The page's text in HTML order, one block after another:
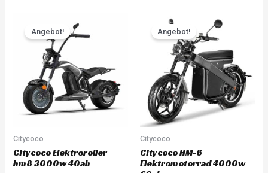
Angebot!
Citycoco
Citycoco Elektroroller
hm8 3000w 40ah
price
was:
CHF 3'783.00.
Angebot!
Citycoco
Citycoco HM-6
Elektromotorrad 4000w
price
was:
CHF 5'217.00.